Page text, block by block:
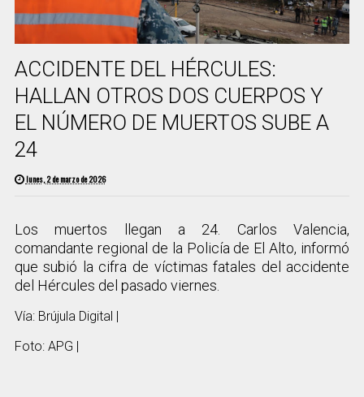
ACCIDENTE DEL HÉRCULES:
HALLAN OTROS DOS CUERPOS Y
EL NÚMERO DE MUERTOS SUBE A
24
lunes, 2 de marzo de 2026
Los muertos llegan a 24. Carlos Valencia,
comandante regional de la Policía de El Alto, informó
que subió la cifra de víctimas fatales del accidente
del Hércules del pasado viernes.
Vía: Brújula Digital |
Foto: APG |